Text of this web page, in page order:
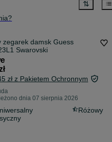
zegarek damsk Guess
Swarovski
zł z Pakietem Ochronnym
dnia 07 sierpnia 2026
Różowy